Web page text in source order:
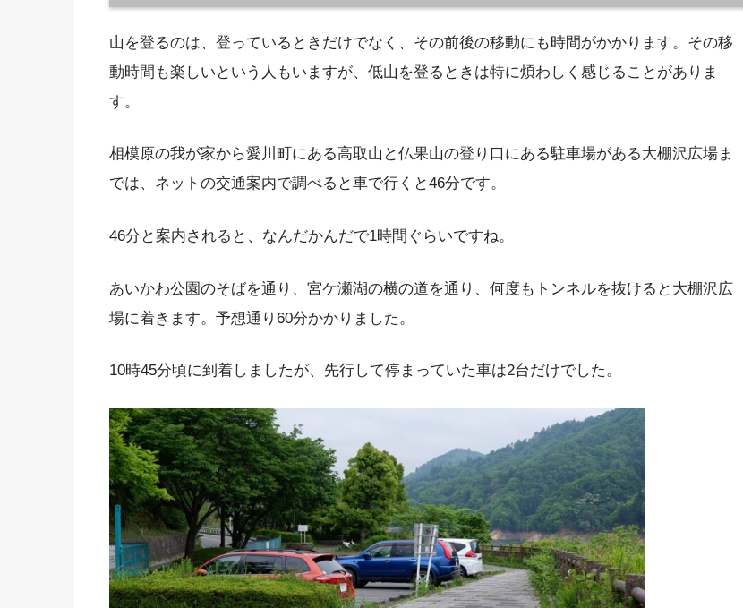
山を登るのは、登っているときだけでなく、その前後の移動にも時間がかかります。その移
動時間も楽しいという人もいますが、低山を登るときは特に煩わしく感じることがありま
す。
相模原の我が家から愛川町にある高取山と仏果山の登り口にある駐車場がある大棚沢広場ま
では、ネットの交通案内で調べると車で行くと46分です。
46分と案内されると、なんだかんだで1時間ぐらいですね。
あいかわ公園のそばを通り、宮ケ瀬湖の横の道を通り、何度もトンネルを抜けると大棚沢広
場に着きます。予想通り60分かかりました。
10時45分頃に到着しましたが、先行して停まっていた車は2台だけでした。